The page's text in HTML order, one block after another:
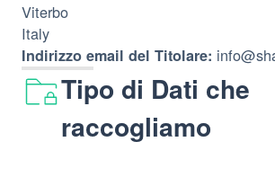
Viterbo
Italy
Indirizzo email del Titolare:
Tipo di Dati che
raccogliamo